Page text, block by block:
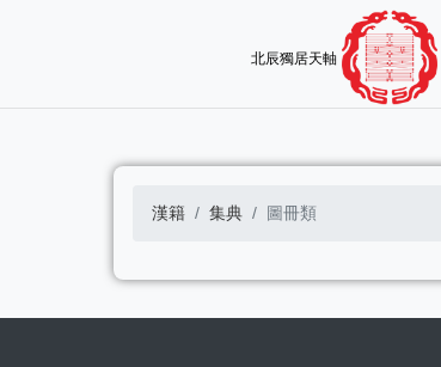
北辰獨居天軸
漢籍 集典 圖冊類